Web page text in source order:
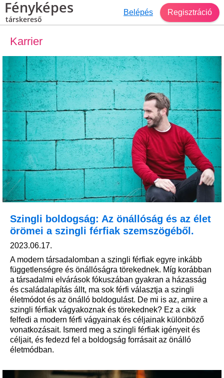
Fényképes
társkereső
Belépés Regisztráció
Karrier
Szingli boldogság: Az önállóság és az élet
örömei a szingli férfiak szemszögéből.
2023.06.17.
A modern társadalomban a szingli férfiak egyre inkább
függetlenségre és önállóságra törekednek. Míg korábban
a társadalmi elvárások fókuszában gyakran a házasság
és családalapítás állt, ma sok férfi választja a szingli
életmódot és az önálló boldogulást. De mi is az, amire a
szingli férfiak vágyakoznak és törekednek? Ez a cikk
felfedi a modern férfi vágyainak és céljainak különböző
vonatkozásait. Ismerd meg a szingli férfiak igényeit és
céljait, és fedezd fel a boldogság forrásait az önálló
életmódban.